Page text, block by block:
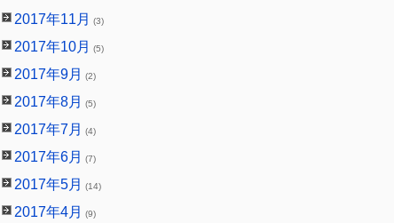
2017年11月 (3)
2017年10月 (5)
2017年9月 (2)
2017年8月 (5)
2017年7月 (4)
2017年6月 (7)
2017年5月 (14)
2017年4月 (9)